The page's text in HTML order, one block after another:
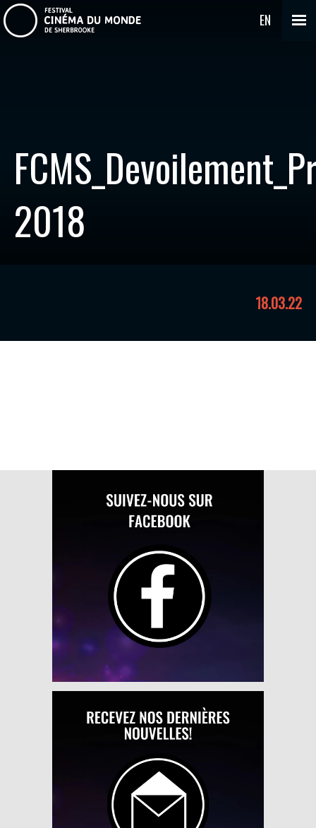
EN
2018
18.03.22